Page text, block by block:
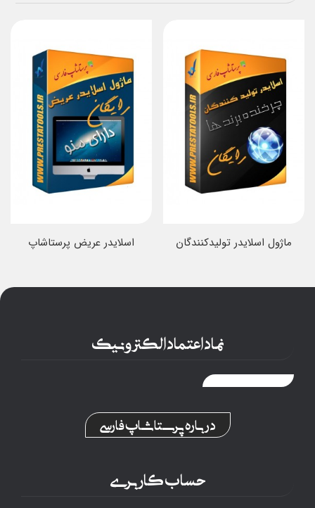
اسلایدر عریض پرستاشاپ ماژول اسلایدر تولیدکنندگان
نماد اعتماد الکترونیک
درباره پرستاشاپ فارسی
حساب کاربری